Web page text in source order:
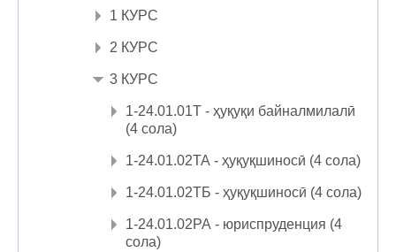
1 КУРС
2 КУРС
3 КУРС
1-24.01.01Т - ҳуқуқи байналмилалӣ
(4 сола)
1-24.01.02ТА - ҳуқуқшиносӣ (4 сола)
1-24.01.02ТБ - ҳуқуқшиносӣ (4 сола)
1-24.01.02РА - юриспруденция (4
сола)